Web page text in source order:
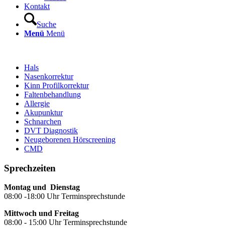
Kontakt
Suche
Menü Menü
Hals
Nasenkorrektur
Kinn Profilkorrektur
Faltenbehandlung
Allergie
Akupunktur
Schnarchen
DVT Diagnostik
Neugeborenen Hörscreening
CMD
Sprechzeiten
Montag und Dienstag
08:00 -18:00 Uhr Terminsprechstunde
Mittwoch und Freitag
08:00 - 15:00 Uhr Terminsprechstunde